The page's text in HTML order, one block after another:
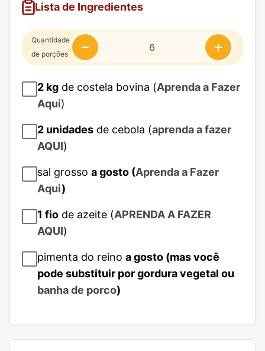
Lista de Ingredientes
Quantidade
de porções
2 kg de costela bovina (Aprenda a Fazer
Aqui)
2 unidades de cebola (aprenda a fazer
AQUI)
sal grosso a gosto (Aprenda a Fazer
Aqui)
1 fio de azeite (APRENDA A FAZER
AQUI)
pimenta do reino a gosto (mas você
pode substituir por gordura vegetal ou
banha de porco)